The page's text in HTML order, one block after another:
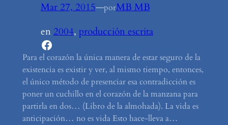
Mar 27, 2015—porMB MB
en2004, producción escrita
Facebook
Para el corazón la única manera de estar seguro de la
existencia es existir y ver, al mismo tiempo, entonces,
el único método de presenciar esa contradicción es
poner un cuchillo en el corazón de la manzana para
partirla en dos… (Libro de la almohada). La vida es
anticipación… no es vida Esto hace-lleva a…